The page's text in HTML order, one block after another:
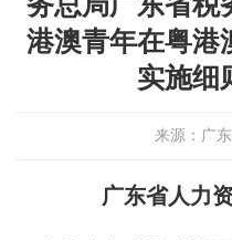
港澳青年在粤港
实施细
来源：广
广东省人力